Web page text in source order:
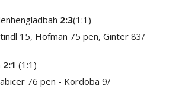
2:3(1:1)
15, Hofman 75 pen, Ginter 83/
2:1 (1:1)
76 pen - Kordoba 9/